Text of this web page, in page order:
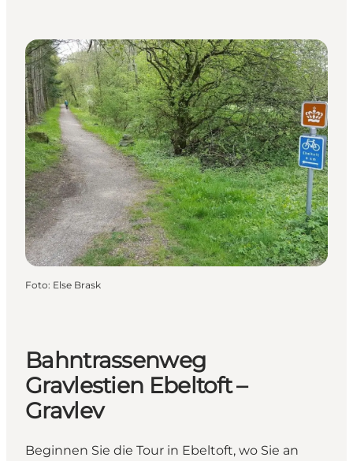
Foto: Else Brask
Bahntrassenweg
Gravlestien Ebeltoft –
Gravlev
Beginnen Sie die Tour in Ebeltoft, wo Sie an